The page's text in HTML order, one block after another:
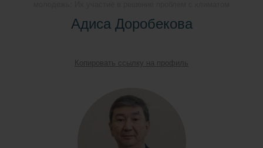
Адиса Доробекова
Копировать ссылку на профиль